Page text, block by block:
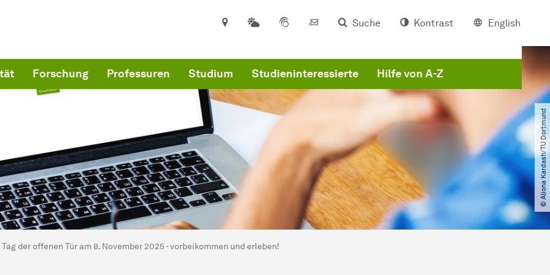
Suche Kontrast English
Forschung Professuren Studium Studieninteressierte Hilfe von A-Z
© Aliona Kardash​/​TU Dortmund
hier:
für Informatik
Tag der offenen Tür am 8. November 2025 - vorbeikommen und erleben!